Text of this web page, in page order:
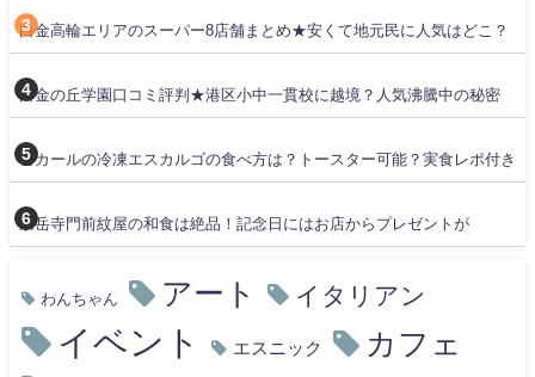
白金高輪エリアのスーパー8店舗まとめ★安くて地元民に人気はどこ？
白金の丘学園口コミ評判★港区小中一貫校に越境？人気沸騰中の秘密
ピカールの冷凍エスカルゴの食べ方は？トースター可能？実食レポ付き
泉岳寺門前紋屋の和食は絶品！記念日にはお店からプレゼントが
わんちゃん アート イタリアン
イベント エスニック カフェ